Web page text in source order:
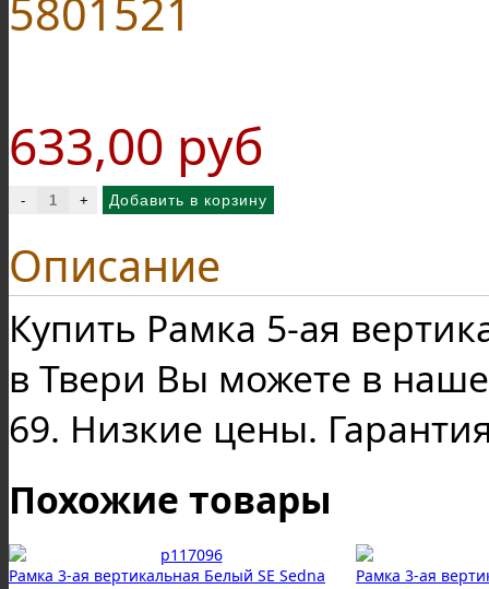
5801521
633,00 руб
Описание
Купить Рамка 5-ая
в Твери Вы можете в
69. Низкие цены.
Похожие товары
Рамка 3-ая вертикальная Белый SE Sedna
Рамка 3-ая